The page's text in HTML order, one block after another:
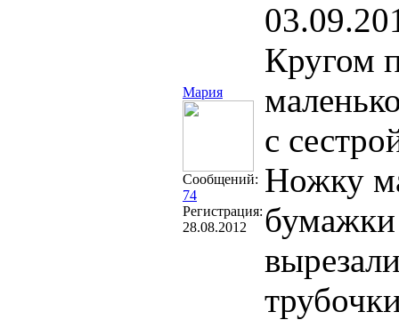
Мария
Сообщений:
74
Регистрация:
28.08.2012
Кругом
с
Ножку
бумажки